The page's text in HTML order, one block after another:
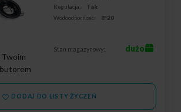
Regulacja:
Tak
Wodoodporność:
IP20
Stan magazynowy: dużo
DODAJ DO LISTY ŻYCZEŃ